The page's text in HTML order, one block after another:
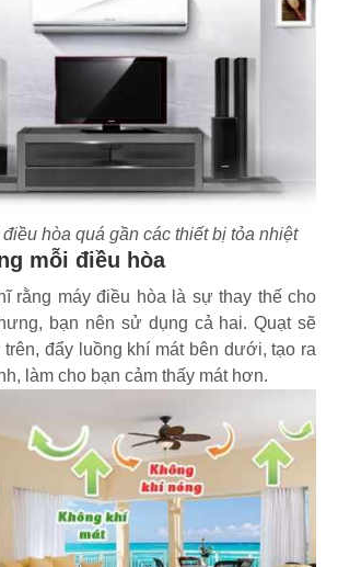
hòa quá gần các thiết bị tỏa nhiệt
mỗi điều hòa
rằng máy điều hòa là sự thay thế cho
bạn nên sử dụng cả hai. Quạt sẽ
đẩy luồng khí mát bên dưới, tạo ra
làm cho bạn cảm thấy mát hơn.